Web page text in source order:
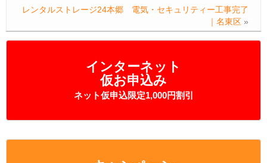
インターネット
仮お申込み
ネット仮申込限定1,000円割引
レンタルストレージ24本郷 電気・セキュリティー工事完了
｜名東区 »